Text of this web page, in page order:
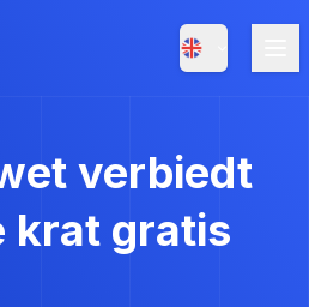
verbiedt
krat gratis